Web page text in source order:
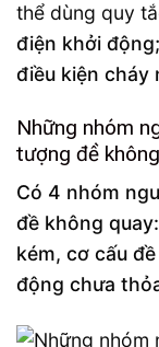
thể dùng quy
điện khởi
điều kiện cháy
Những nhóm
tượng đề
Có 4 nhóm
đề không
kém, cơ cấu
động chưa